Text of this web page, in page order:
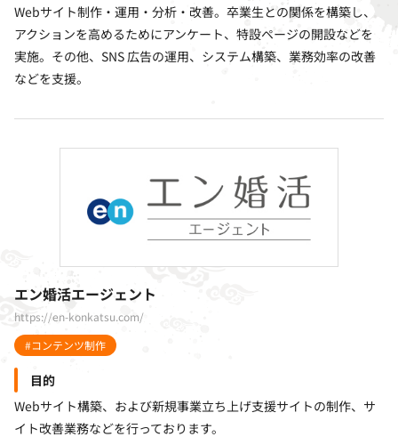
Webサイト制作・運用・分析・改善。卒業生との関係を構築し、
アクションを高めるためにアンケート、特設ページの開設などを
実施。その他、SNS 広告の運用、システム構築、業務効率の改善
などを支援。
エン婚活エージェント
https://en-konkatsu.com/
#コンテンツ制作
目的
Webサイト構築、および新規事業立ち上げ支援サイトの制作、サ
イト改善業務などを行っております。